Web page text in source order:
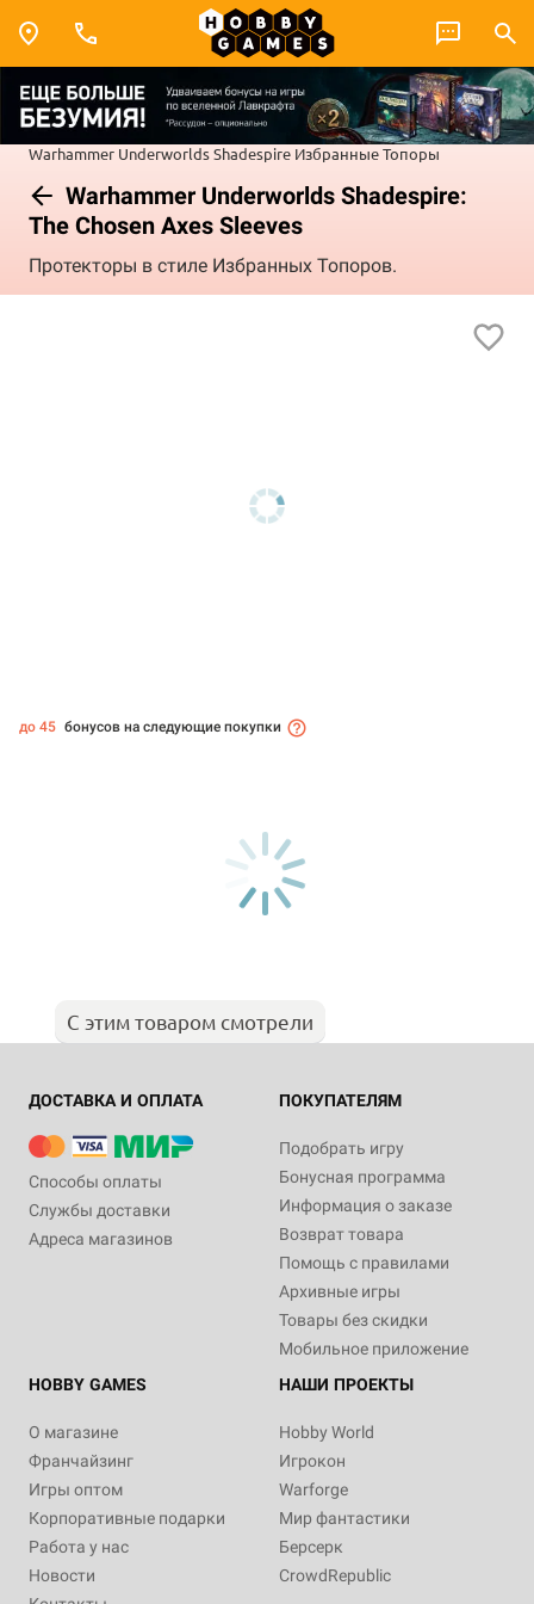
Warhammer UnderworldsShadespire Избранные Топоры
Warhammer Underworlds Shadespire:
The Chosen Axes Sleeves
Протекторы в стиле Избранных Топоров.
до 45 бонусов на следующие покупки
С этим товаром смотрели
ДОСТАВКА И ОПЛАТА
Способы оплаты
Службы доставки
Адреса магазинов
ПОКУПАТЕЛЯМ
Подобрать игру
Бонусная программа
Информация о заказе
Возврат товара
Помощь с правилами
Архивные игры
Товары без скидки
Мобильное приложение
HOBBY GAMES
О магазине
Франчайзинг
Игры оптом
Корпоративные подарки
Работа у нас
Новости
НАШИ ПРОЕКТЫ
Hobby World
Игрокон
Warforge
Мир фантастики
Берсерк
CrowdRepublic